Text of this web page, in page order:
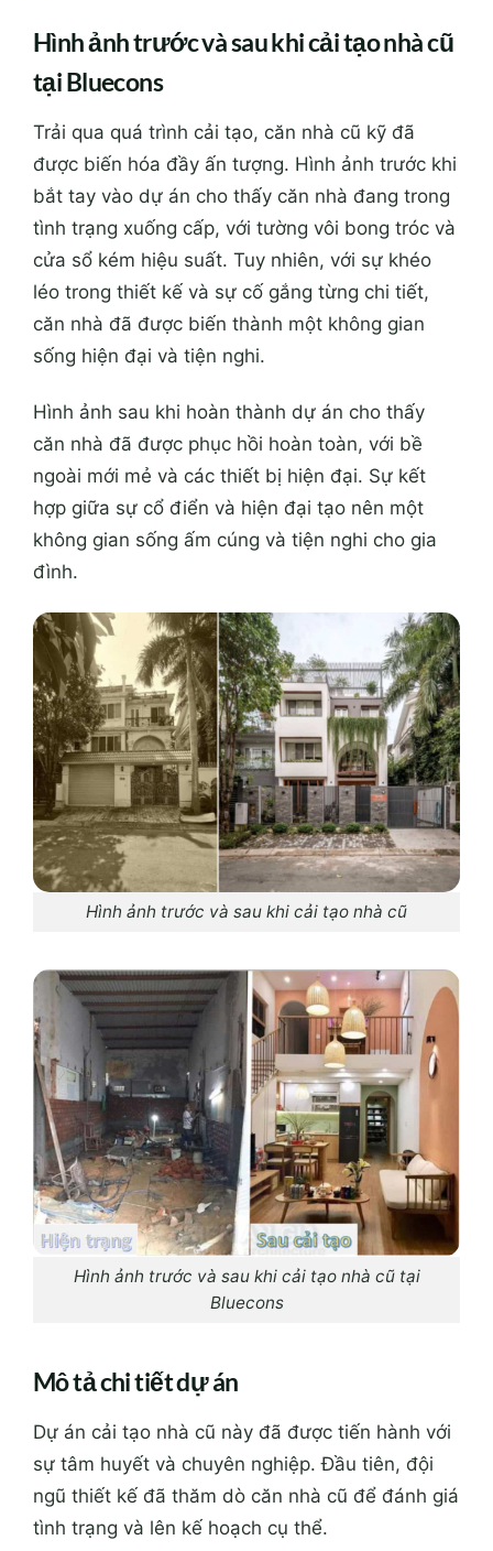
Hình ảnh trước và sau khi cải tạo nhà cũ
tại Bluecons
Trải qua quá trình cải tạo, căn nhà cũ kỹ đã
được biến hóa đầy ấn tượng. Hình ảnh trước khi
bắt tay vào dự án cho thấy căn nhà đang trong
tình trạng xuống cấp, với tường vôi bong tróc và
cửa sổ kém hiệu suất. Tuy nhiên, với sự khéo
léo trong thiết kế và sự cố gắng từng chi tiết,
căn nhà đã được biến thành một không gian
sống hiện đại và tiện nghi.
Hình ảnh sau khi hoàn thành dự án cho thấy
căn nhà đã được phục hồi hoàn toàn, với bề
ngoài mới mẻ và các thiết bị hiện đại. Sự kết
hợp giữa sự cổ điển và hiện đại tạo nên một
không gian sống ấm cúng và tiện nghi cho gia
đình.
Hình ảnh trước và sau khi cải tạo nhà cũ
Hình ảnh trước và sau khi cải tạo nhà cũ tại
Bluecons
Mô tả chi tiết dự án
Dự án cải tạo nhà cũ này đã được tiến hành với
sự tâm huyết và chuyên nghiệp. Đầu tiên, đội
ngũ thiết kế đã thăm dò căn nhà cũ để đánh giá
tình trạng và lên kế hoạch cụ thể.